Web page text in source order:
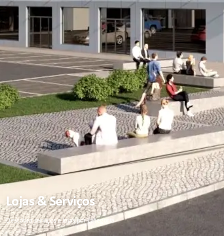
Lojas & Serviços
Descobra serviços e lojas por categoria